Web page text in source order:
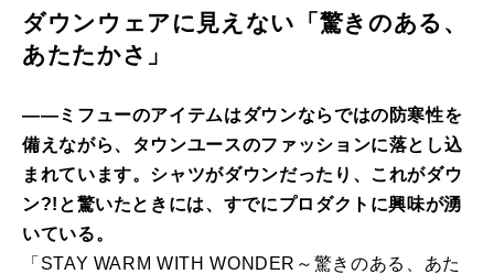
ダウンウェアに見えない「驚きのある、
あたたかさ」
――ミフューのアイテムはダウンならではの防寒性を
備えながら、タウンユースのファッションに落とし込
まれています。シャツがダウンだったり、これがダウ
ン?!と驚いたときには、すでにプロダクトに興味が湧
いている。
「STAY WARM WITH WONDER～驚きのある、あた